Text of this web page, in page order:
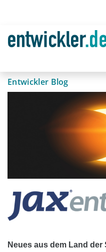
Entwickler Blog
Neues aus dem Land